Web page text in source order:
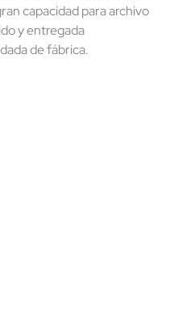
capacidad para archivo
y entregada
de fábrica.